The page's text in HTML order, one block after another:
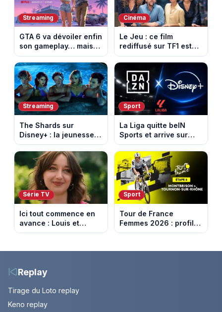
Streaming
GTA 6 va dévoiler enfin
son gameplay… mais
d’abord sur Netflix
Cinéma
Le Jeu : ce film
rediffusé sur TF1 est
adapté d’un succès
italien devenu un
phénomène mondial
Streaming
The Shards sur
Disney+ : la jeunesse
dorée de Los Angeles
face à un tueur dans
les années 80
Sport
La Liga quitte beIN
Sports et arrive sur
DAZN et Disney+ en
France
Série TV
Ici tout commence en
avance : Louis et
Jasmine enfin en
août 2026 (spoiler)
Sport
Tour de France
Femmes 2026 : profil
et horaires de la 6e
Montbrison et
Replay
Tirage du Loto replay
Keno replay